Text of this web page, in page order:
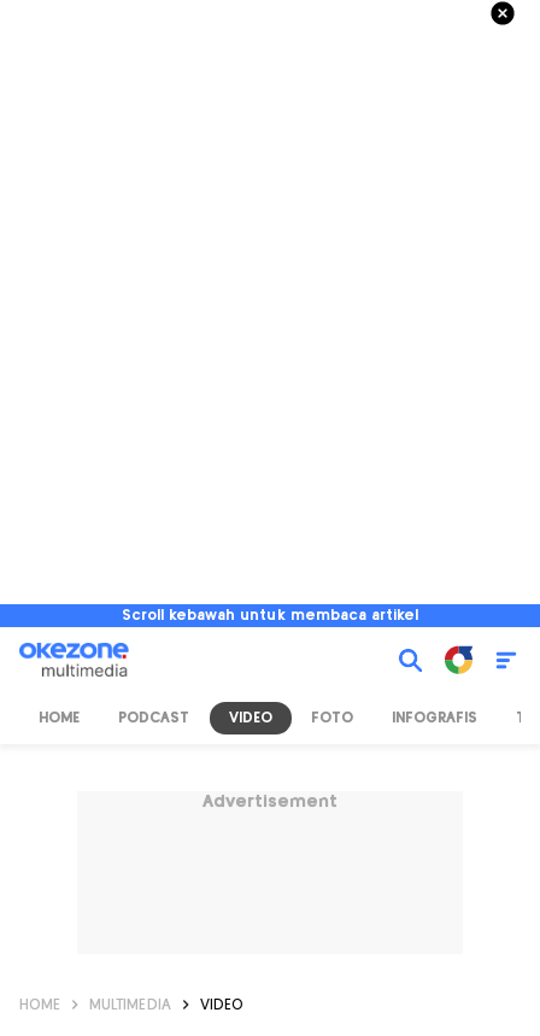
Scroll kebawah untuk membaca artikel
HOME PODCAST VIDEO FOTO INFOGRAFIS TV
Advertisement
HOME MULTIMEDIA VIDEO